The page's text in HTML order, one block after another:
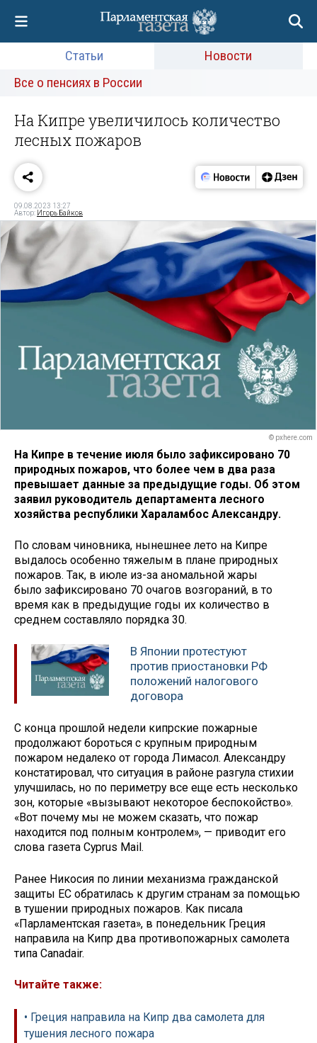
Статьи
Новости
Все о пенсиях в России
На Кипре увеличилось количество
лесных пожаров
09.08.2023 13:27
Автор: Игорь Байков
© pxhere.com
На Кипре в течение июля было зафиксировано 70
природных пожаров, что более чем в два раза
превышает данные за предыдущие годы. Об этом
заявил руководитель департамента лесного
хозяйства республики Хараламбос Александру.
По словам чиновника, нынешнее лето на Кипре
выдалось особенно тяжелым в плане природных
пожаров. Так, в июле из-за аномальной жары
было зафиксировано 70 очагов возгораний, в то
время как в предыдущие годы их количество в
среднем составляло порядка 30.
В Японии протестуют
против приостановки РФ
положений налогового
договора
С конца прошлой недели кипрские пожарные
продолжают бороться с крупным природным
пожаром недалеко от города Лимасол. Александру
констатировал, что ситуация в районе разгула стихии
улучшилась, но по периметру все еще есть несколько
зон, которые «вызывают некоторое беспокойство».
«Вот почему мы не можем сказать, что пожар
находится под полным контролем», — приводит его
слова газета Cyprus Mail.
Ранее Никосия по линии механизма гражданской
защиты ЕС обратилась к другим странам за помощью
в тушении природных пожаров. Как писала
«Парламентская газета», в понедельник Греция
направила на Кипр два противопожарных самолета
типа Canadair.
Читайте также:
• Греция направила на Кипр два самолета для
тушения лесного пожара